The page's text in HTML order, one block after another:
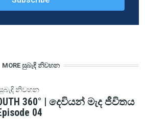
MORE සුබැඳි නිවහන
නිවහන
360° | දෙවියන් මැද ජීවිතය
04